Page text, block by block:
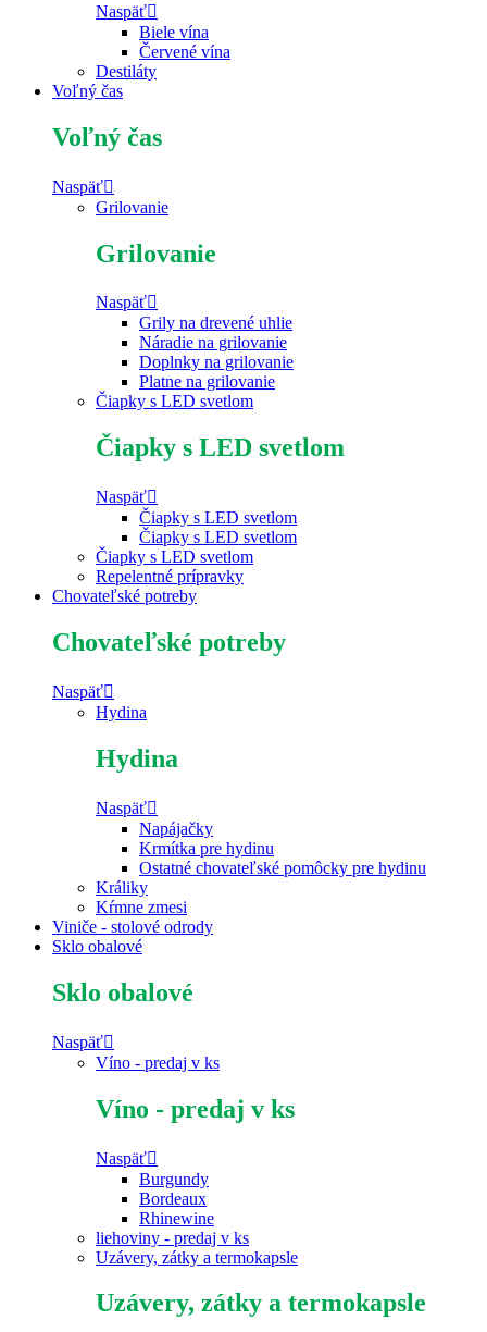
Naspäť
Biele vína
Červené vína
Destiláty
Voľný čas
Voľný čas
Naspäť
Grilovanie
Grilovanie
Naspäť
Grily na drevené uhlie
Náradie na grilovanie
Doplnky na grilovanie
Platne na grilovanie
Čiapky s LED svetlom
Čiapky s LED svetlom
Naspäť
Čiapky s LED svetlom
Čiapky s LED svetlom
Čiapky s LED svetlom
Repelentné prípravky
Chovateľské potreby
Chovateľské potreby
Naspäť
Hydina
Hydina
Naspäť
Napájačky
Krmítka pre hydinu
Ostatné chovateľské pomôcky pre hydinu
Králiky
Kŕmne zmesi
Viniče - stolové odrody
Sklo obalové
Sklo obalové
Naspäť
Víno - predaj v ks
Víno - predaj v ks
Naspäť
Burgundy
Bordeaux
Rhinewine
liehoviny - predaj v ks
Uzávery, zátky a termokapsle
Uzávery, zátky a termokapsle